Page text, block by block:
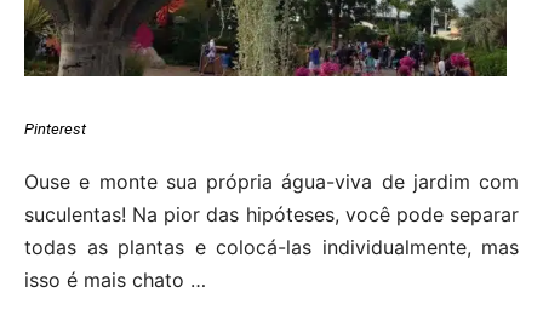
Pinterest
Ouse e monte sua própria água-viva de jardim com
suculentas! Na pior das hipóteses, você pode separar
todas as plantas e colocá-las individualmente, mas
isso é mais chato …